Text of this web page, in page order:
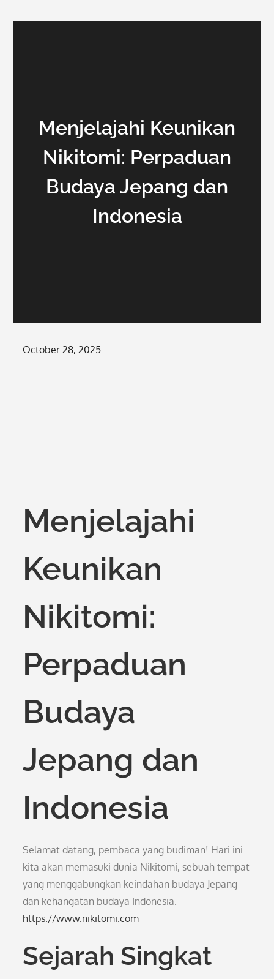
Menjelajahi Keunikan
Nikitomi: Perpaduan
Budaya Jepang dan
Indonesia
Posted
October 28, 2025
Menjelajahi
Keunikan
Nikitomi:
Perpaduan
Budaya
Jepang dan
Indonesia
Selamat datang, pembaca yang budiman! Hari ini
kita akan memasuki dunia Nikitomi, sebuah tempat
yang menggabungkan keindahan budaya Jepang
dan kehangatan budaya Indonesia.
https://www.nikitomi.com
Sejarah Singkat